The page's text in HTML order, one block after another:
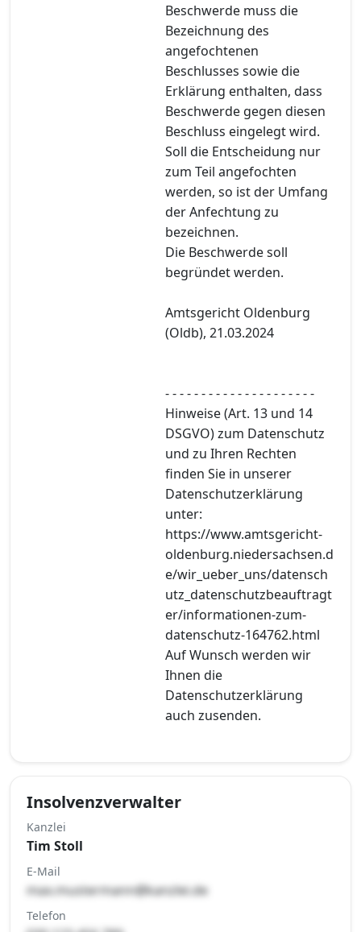
Beschwerde muss die
Bezeichnung des
angefochtenen
Beschlusses sowie die
Erklärung enthalten, dass
Beschwerde gegen diesen
Beschluss eingelegt wird.
Soll die Entscheidung nur
zum Teil angefochten
werden, so ist der Umfang
der Anfechtung zu
bezeichnen.
Die Beschwerde soll
begründet werden.
Amtsgericht Oldenburg
(Oldb), 21.03.2024
- - - - - - - - - - - - - - - - - - - - -
Hinweise (Art. 13 und 14
DSGVO) zum Datenschutz
und zu Ihren Rechten
finden Sie in unserer
Datenschutzerklärung
unter:
https://www.amtsgericht-
oldenburg.niedersachsen.d
e/wir_ueber_uns/datensch
utz_datenschutzbeauftragt
er/informationen-zum-
datenschutz-164762.html
Auf Wunsch werden wir
Ihnen die
Datenschutzerklärung
auch zusenden.
Insolvenzverwalter
Kanzlei
Tim Stoll
E-Mail
max.mustermann@kanzlei.de
Telefon